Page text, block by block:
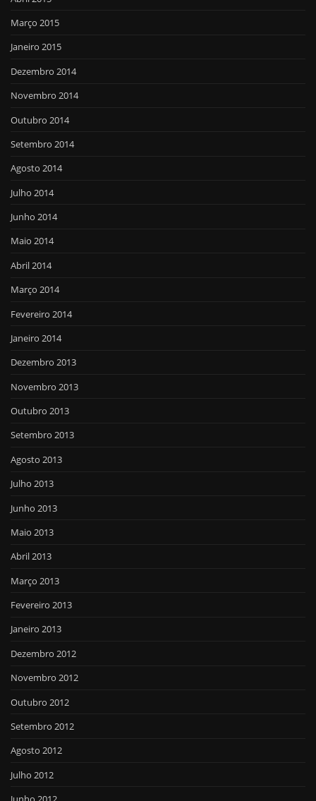
Março 2015
Janeiro 2015
Dezembro 2014
Novembro 2014
Outubro 2014
Setembro 2014
Agosto 2014
Julho 2014
Junho 2014
Maio 2014
Abril 2014
Março 2014
Fevereiro 2014
Janeiro 2014
Dezembro 2013
Novembro 2013
Outubro 2013
Setembro 2013
Agosto 2013
Julho 2013
Junho 2013
Maio 2013
Abril 2013
Março 2013
Fevereiro 2013
Janeiro 2013
Dezembro 2012
Novembro 2012
Outubro 2012
Setembro 2012
Agosto 2012
Julho 2012